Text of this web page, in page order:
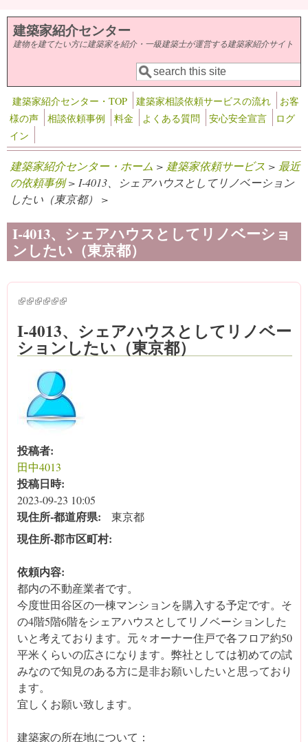
メインコンテンツに移動
建築家紹介センター
建物を建てたい方に建築家を紹介・一級建築士が運営する建築家紹介サイト
検索フォーム
検索
建築家紹介センター・TOP 建築家相談依頼サービスの流れ
お客
様の声
相談依頼事例 料金 よくある質問 安心安全宣言
ログ
イン
建築家紹介センター・ホーム > 建築家依頼サービス > 最近
の依頼事例> I-4013、シェアハウスとしてリノベーション
したい（東京都） >
I-4013、シェアハウスとしてリノベーショ
ンしたい（東京都）
(link is external)
(link is external)
(link is external)
(link is external)
(link is external)
(link is external)
I-4013、シェアハウスとしてリノベー
ションしたい（東京都）
投稿者:
田中4013
投稿日時:
2023-09-23 10:05
現住所‐都道府県: 東京都
現住所‐郡市区町村:
依頼内容:
都内の不動産業者です。
今度世田谷区の一棟マンションを購入する予定です。そ
の4階5階6階をシェアハウスとしてリノベーションした
いと考えております。元々オーナー住戸で各フロア約50
平米くらいの広さになります。弊社としては初めての試
みなので知見のある方に是非お願いしたいと思っており
ます。
宜しくお願い致します。
建築家の所在地について：